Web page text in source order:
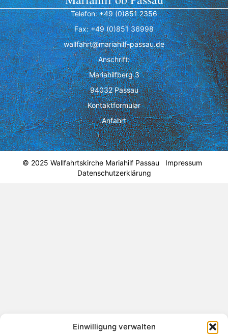
Einwilligung verwalten
Telefon: +49 (0)851 2356
Fax: +49 (0)851 36998
wallfahrt@mariahilf-passau.de
Anschrift:
Mariahilfberg 3
94032 Passau
Kontaktformular
Anfahrt
© 2025 Wallfahrtskirche Mariahilf Passau Impressum
Datenschutzerklärung